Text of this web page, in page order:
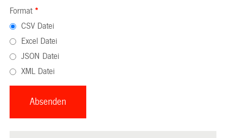
Format *
CSV Datei
Excel Datei
JSON Datei
XML Datei